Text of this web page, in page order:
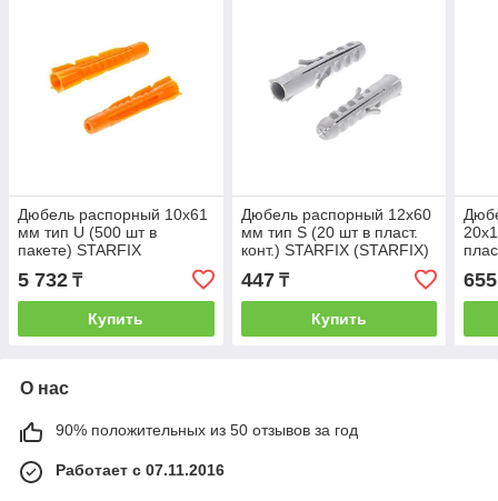
Дюбель распорный 10х61
мм тип U (500 шт в
пакете) STARFIX
(STARFIX) (SM-97316-
500)
5 732 ₸
Купить
Дюбель распорный 12х60
мм тип S (20 шт в пласт.
конт.) STARFIX (STARFIX)
(SMP2-59271-20)
447₸
Купить
5)
655
О нас
90% положительных из 50 отзывов за год
Работает с 07.11.2016